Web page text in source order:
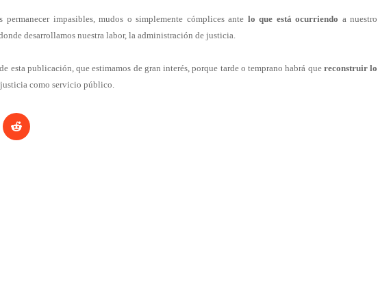
permanecer impasibles, mudos o simplemente cómplices ante lo que está ocurriendo a nuestro
desarrollamos nuestra labor, la administración de justicia.
esta publicación, que estimamos de gran interés, porque tarde o temprano habrá que reconstruir lo
como servicio público.